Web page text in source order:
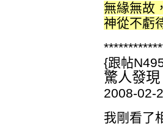
無緣無故
神從不虧
{跟帖
驚人發現
2008-02-
我剛看了